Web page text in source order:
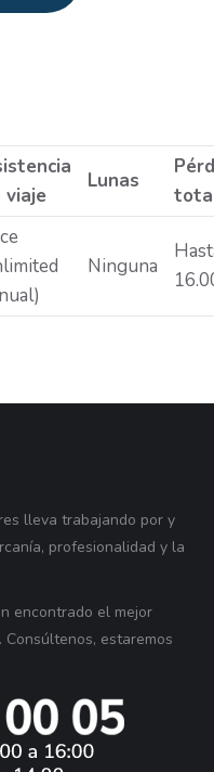
viaje
Lunas
Ninguna
lleva trabajando por y
profesionalidad y la
encontrado el mejor
estaremos